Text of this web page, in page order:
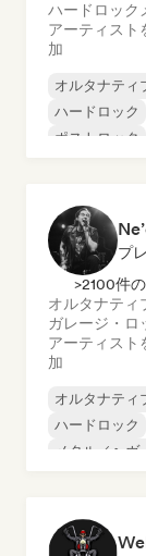
ハードロック
アーティスト
加
オルタナティ
ハードロック
ポストロック
プ
>2100件
オルタナティ
ガレージ・ロ
アーティスト
加
オルタナティ
ハードロック
メタル／ヘヴ